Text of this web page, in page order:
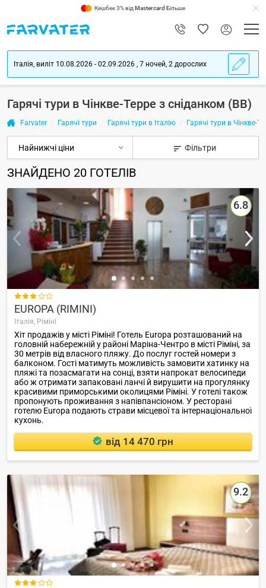
Кешбек 3% від Mastercard Більше
Італія, виліт 10.08.2026 - 02.09.2026 , 7 ночей, 2 дорослих
Гарячі тури в Чінкве-Терре з сніданком (BB)
Farvater Гарячі тури Гарячі тури в Італію Гарячі тури в Чінкве-
Фільтри
ЗНАЙДЕНО 20 ГОТЕЛІВ
6.8

EUROPA (RIMINI)
Італія, Ріміні
Хіт продажів у місті Ріміні! Готель Europa розташований на
головній набережній у районі Маріна-Чентро в місті Ріміні, за
30 метрів від власного пляжу. До послуг гостей номери з
балконом. Гості матимуть можливість замовити хатинку на
пляжі та позасмагати на сонці, взяти напрокат велосипеди
або ж отримати запаковані ланчі й вирушити на прогулянку
красивими приморськими околицями Ріміні. У готелі також
пропонують проживання з напівпансіоном. У ресторані
готелю Europa подають страви місцевої та інтернаціональної
кухонь.
від 14 470 грн
9.2
